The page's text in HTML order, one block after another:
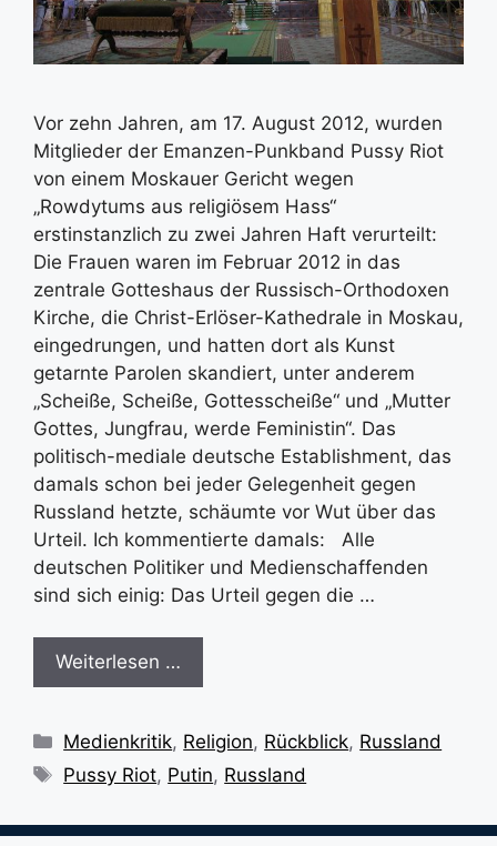
Vor zehn Jahren, am 17. August 2012, wurden
Mitglieder der Emanzen-Punkband Pussy Riot
von einem Moskauer Gericht wegen
„Rowdytums aus religiösem Hass“
erstinstanzlich zu zwei Jahren Haft verurteilt:
Die Frauen waren im Februar 2012 in das
zentrale Gotteshaus der Russisch-Orthodoxen
Kirche, die Christ-Erlöser-Kathedrale in Moskau,
eingedrungen, und hatten dort als Kunst
getarnte Parolen skandiert, unter anderem
„Scheiße, Scheiße, Gottesscheiße“ und „Mutter
Gottes, Jungfrau, werde Feministin“. Das
politisch-mediale deutsche Establishment, das
damals schon bei jeder Gelegenheit gegen
Russland hetzte, schäumte vor Wut über das
Urteil. Ich kommentierte damals: Alle
deutschen Politiker und Medienschaffenden
sind sich einig: Das Urteil gegen die …
Weiterlesen …
Kategorien
Medienkritik, Religion, Rückblick, Russland
Schlagwörter
Pussy Riot, Putin, Russland